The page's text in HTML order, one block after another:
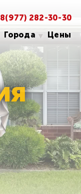
8(977) 282-30-30
Города Цены